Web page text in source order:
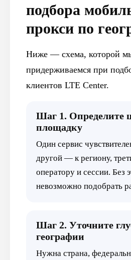
подбора
прокси по
Ниже — схема, которой
придерживаемся при
клиентов LTE Center.
Шаг 1. Определите
площадку
Один сервис
другой — к региону,
оператору и сессии. Без
невозможно подобрать
Шаг 2. Уточните
географии
Нужна страна,